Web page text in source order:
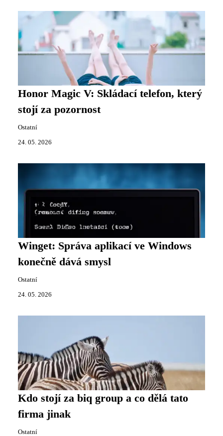
Honor Magic V: Skládací telefon, který
stojí za pozornost
Ostatní
24. 05. 2026
Winget: Správa aplikací ve Windows
konečně dává smysl
Ostatní
24. 05. 2026
Kdo stojí za biq group a co dělá tato
firma jinak
Ostatní